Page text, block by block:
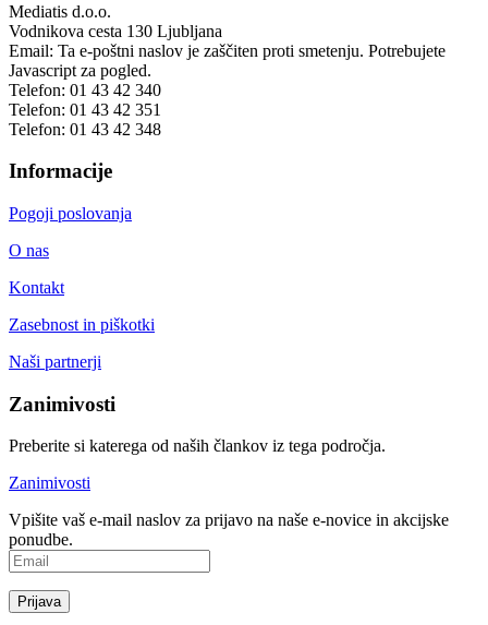
Mediatis d.o.o.
Vodnikova cesta 130 Ljubljana
Email: Ta e-poštni naslov je zaščiten proti smetenju. Potrebujete
Javascript za pogled.
Telefon: 01 43 42 340
Telefon: 01 43 42 351
Telefon: 01 43 42 348
Informacije
Pogoji poslovanja
O nas
Kontakt
Zasebnost in piškotki
Naši partnerji
Zanimivosti
Preberite si katerega od naših člankov iz tega področja.
Zanimivosti
Vpišite vaš e-mail naslov za prijavo na naše e-novice in akcijske
ponudbe.
Prijava